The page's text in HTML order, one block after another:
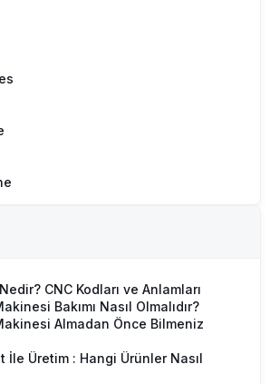
ve Fuar Haberleri
Makinaların Teknik Özellikleri
ve Makaleler
ve Çözüm Noktası
CNC Kodları ve Anlamları
Bakımı Nasıl Olmalıdır?
Almadan Önce Bilmeniz
İle Üretim : Hangi Ürünler Nasıl